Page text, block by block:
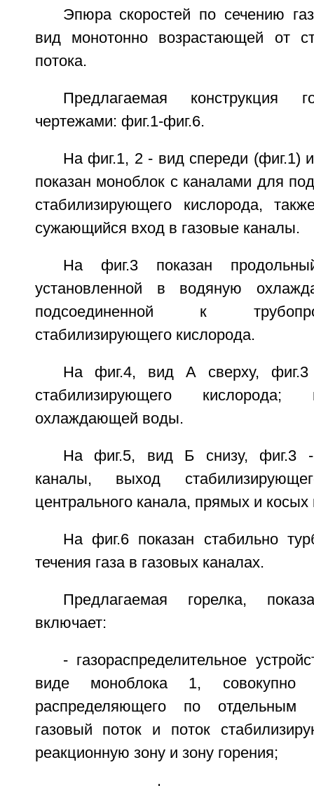
Эпюра скоростей по сечению
вид монотонно возрастающей от
потока.
Предлагаемая конструкция
чертежами: фиг.1-фиг.6.
На фиг.1, 2 - вид спереди (фиг.1)
показан моноблок с каналами для
стабилизирующего кислорода,
сужающийся вход в газовые каналы.
На фиг.3 показан
установленной в водяную
подсоединенной к
стабилизирующего кислорода.
На фиг.4, вид А сверху,
стабилизирующего
охлаждающей воды.
На фиг.5, вид Б снизу, фиг.3 -
каналы, выход
центрального канала, прямых и косых
На фиг.6 показан стабильно
течения газа в газовых каналах.
Предлагаемая горелка,
включает:
- газораспределительное
виде моноблока 1, совокупно
распределяющего по отдельным
газовый поток и поток
реакционную зону и зону горения;